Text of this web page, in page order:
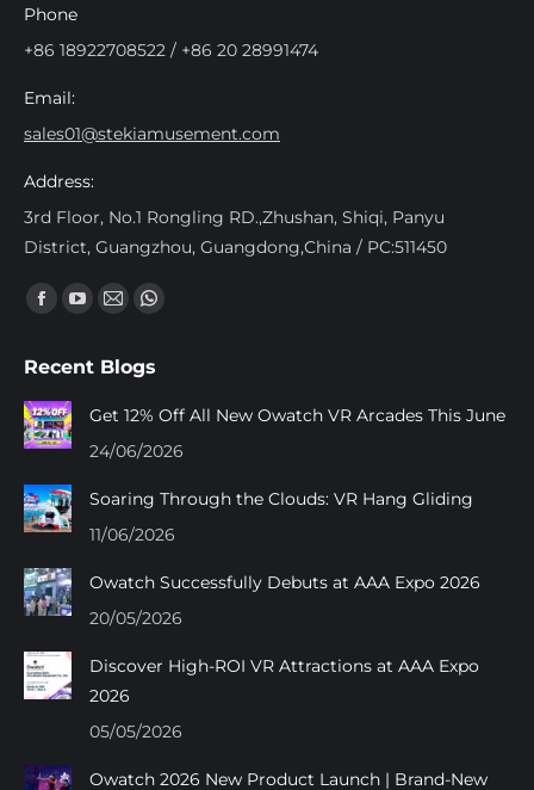
Phone
+86 18922708522 / +86 20 28991474
Email:
sales01@stekiamusement.com
Address:
3rd Floor, No.1 Rongling RD.,Zhushan, Shiqi, Panyu
District, Guangzhou, Guangdong,China / PC:511450
Trouvez nous sur :
Facebook
opens
in
new
YouTube
opens
in
Mail
opens
in
Whatsapp
opens
in
Recent Blogs
Get 12% Off All New Owatch VR Arcades This June
24/06/2026
Soaring Through the Clouds: VR Hang Gliding
11/06/2026
Owatch Successfully Debuts at AAA Expo 2026
20/05/2026
Discover High-ROI VR Attractions at AAA Expo
2026
05/05/2026
Owatch 2026 New Product Launch | Brand-New